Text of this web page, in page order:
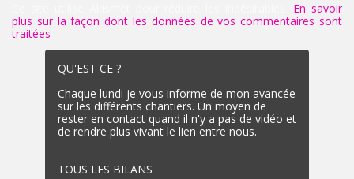
En savoir
plus sur la façon dont les données de vos commentaires sont
traitées
QU'EST CE ?
Chaque lundi je vous informe de mon avancée
sur les différents chantiers. Un moyen de
rester en contact quand il n'y a pas de vidéo et
de rendre plus vivant le lien entre nous.
TOUS LES BILANS